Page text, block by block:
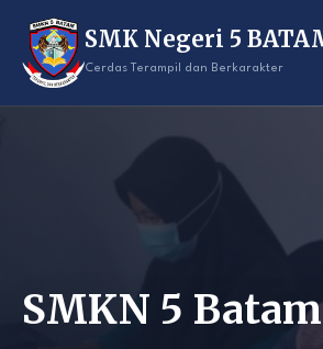
content
SMK Negeri 5
Cerdas Terampil dan Berkarakter
SMKN 5